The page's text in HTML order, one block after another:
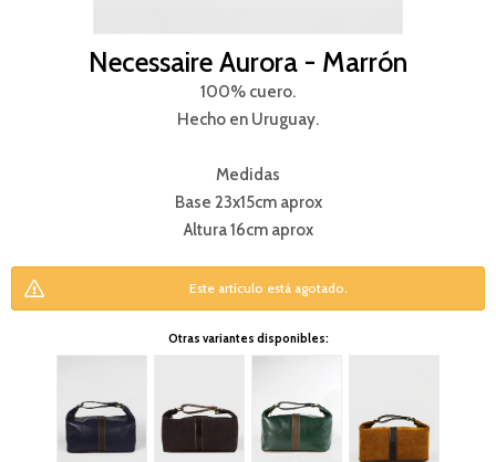
Necessaire Aurora - Marrón
100% cuero.
Hecho en Uruguay.
Medidas
Base 23x15cm aprox
Altura 16cm aprox
Este artículo está agotado.
Otras variantes disponibles: